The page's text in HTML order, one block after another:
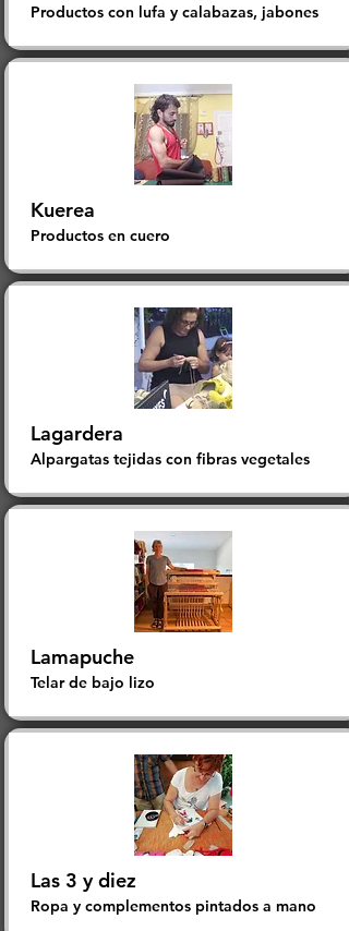
Productos con lufa y calabazas, jabones
Kuerea
Productos en cuero
Lagardera
Alpargatas tejidas con fibras vegetales
Lamapuche
​Telar de bajo lizo
Las 3 y diez
Ropa y complementos pintados a mano